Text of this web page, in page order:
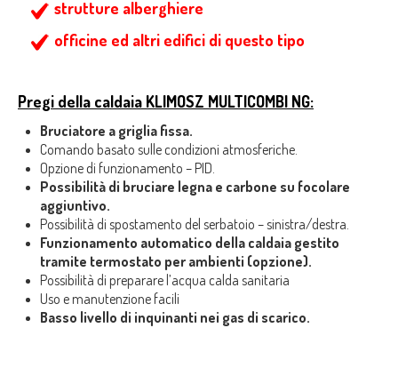
strutture alberghiere
officine ed altri edifici di questo tipo
Pregi della caldaia KLIMOSZ MULTICOMBI NG:
Bruciatore a griglia fissa.
Comando basato sulle condizioni atmosferiche.
Opzione di funzionamento – PID.
Possibilità di bruciare legna e carbone su focolare
aggiuntivo.
Possibilità di spostamento del serbatoio – sinistra/destra.
Funzionamento automatico della caldaia gestito
tramite termostato per ambienti (opzione).
Possibilità di preparare l’acqua calda sanitaria
Uso e manutenzione facili
Basso livello di inquinanti nei gas di scarico.